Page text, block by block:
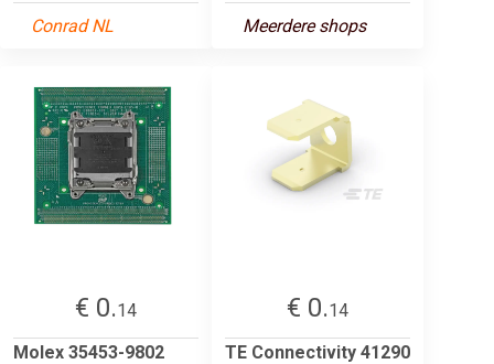
Conrad NL
Meerdere shops
€ 0.14
Molex 35453-9802
€ 0.14
TE Connectivity 41290